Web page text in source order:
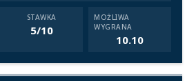
STAWKA
5/10
MOŻLIWA
WYGRANA
10.10